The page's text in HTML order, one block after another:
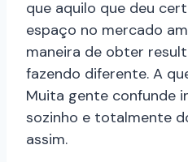
que aquilo que deu
espaço no mercado
maneira de obter
fazendo diferente. A
Muita gente confunde
sozinho e totalmente
assim.